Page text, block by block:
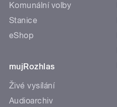
Komunální volby
Stanice
eShop
mujRozhlas
Živé vysílání
Audioarchiv